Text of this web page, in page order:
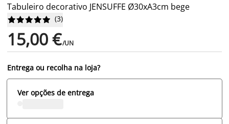
Tabuleiro decorativo JENSUFFE Ø30xA3cm bege





 (3)
15,00 €/UN
Entrega ou recolha na loja?
Ver opções de entrega